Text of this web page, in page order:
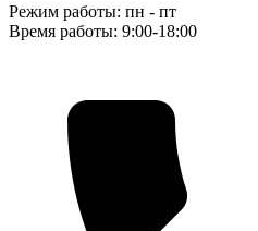
Режим работы: пн - пт
Время работы: 9:00-18:00